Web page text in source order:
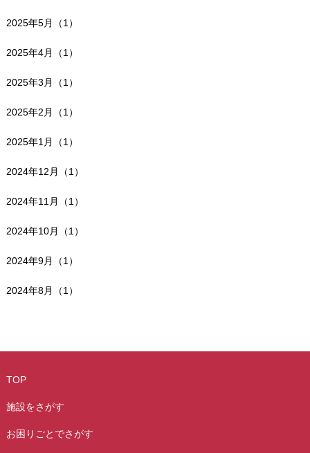
2025年5月（1）
2025年4月（1）
2025年3月（1）
2025年2月（1）
2025年1月（1）
2024年12月（1）
2024年11月（1）
2024年10月（1）
2024年9月（1）
2024年8月（1）
TOP
施設をさがす
お困りごとでさがす